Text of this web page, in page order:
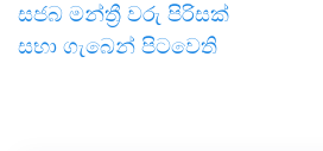
සජබ මන්ත්‍රී වරු පිරිසක්
සභා ගැබෙන් පිටවෙති